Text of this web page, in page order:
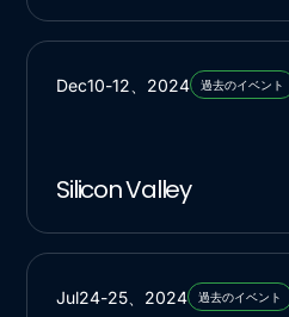
Dec10-12 2024 過去のイベント
Silicon Valley
Jul24-25 2024 過去のイベント